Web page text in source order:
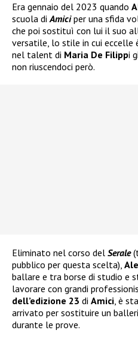
Era gennaio del 2023 quando
scuola diAmiciper una sfida
che poi sostituì con lui il suo
versatile, lo stile in cui eccelle
nel talent di Maria De Filippi
non riuscendoci però.
Eliminato nel corso del Serale
pubblico per questa scelta),
ballare e tra borse di studio e
lavorare con grandi
dell’edizione 23 di Amici, è
arrivato per sostituire un
durante le prove.